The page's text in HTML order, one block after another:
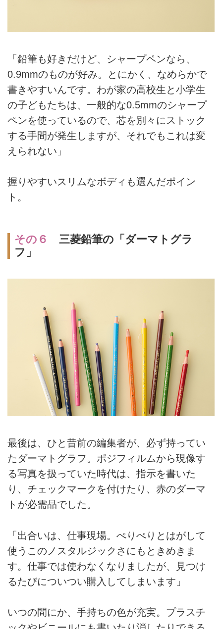
「鉛筆も好きだけど、シャープペンなら、
0.9mmのものが好み。とにかく、なめらかで
書きやすいんです。わが家の高校生と小学生
の子どもたちは、一般的な0.5mmのシャープ
ペンを使っているので、芯を別々にストック
する手間が発生しますが、それでもこれは変
えられない」
握りやすいスリムなボディも選んだポイン
ト。
その６
三菱鉛筆の「ダーマトグラ
フ」
最後は、ひと昔前の編集者が、必ず持ってい
たダーマトグラフ。ポジフィルムから現像す
る写真を扱っていた時代は、指示を書いた
り、チェックマークを付けたり、赤のダーマ
トが必需品でした。
「出合いは、仕事現場。ぺりぺりとはがして
使うこのノスタルジックさにもときめきま
す。仕事では使わなくなりましたが、見つけ
るたびについつい購入してしまいます」
いつの間にか、手持ちの色が充実。プラスチ